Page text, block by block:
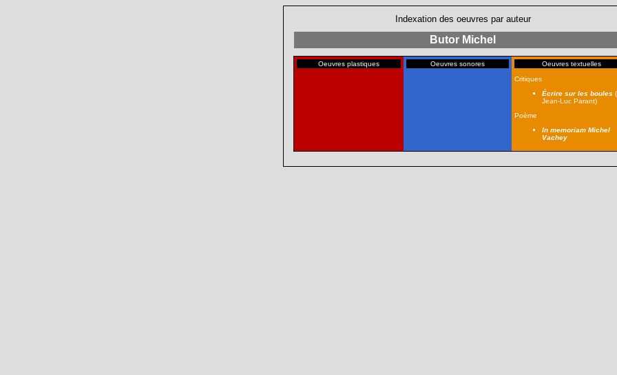
Indexation des oeuvres par auteur
Butor Michel
Oeuvres plastiques Oeuvres sonores
Oeuvres textuelles
Critiques
Écrire sur les boules
Jean-Luc Parant)
Poème
In memoriam Michel
Vachey